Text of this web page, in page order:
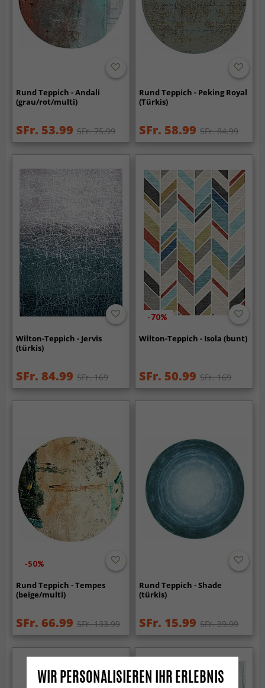
Rund Teppich - Andali
(grau/rot/multi)
SFr. 53.99 SFr. 75.99
Rund Teppich - Peking Royal
(Türkis)
SFr. 58.99 SFr. 84.99
Wilton-Teppich - Jervis
(türkis)
SFr. 84.99 SFr. 169
-70%
Wilton-Teppich - Isola (bunt)
SFr. 50.99 SFr. 169
-50%
Rund Teppich - Tempes
(beige/multi)
SFr. 66.99 SFr. 133.99
Rund Teppich - Shade
(türkis)
SFr. 15.99 SFr. 39.99
WIR PERSONALISIEREN IHR ERLEBNIS